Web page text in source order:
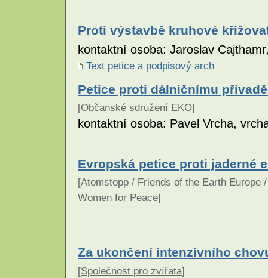
Proti výstavbě kruhové
kontaktní osoba: Jaroslav
Text petice a podpisový arch
Petice proti dálničnímu
[Občanské sdružení EKO]
kontaktní osoba: Pavel Vrcha,
Evropská petice proti jaderné
[Atomstopp / Friends of the Earth Europe
Women for Peace]
Za ukončení intenzivního
[Společnost pro zvířata]